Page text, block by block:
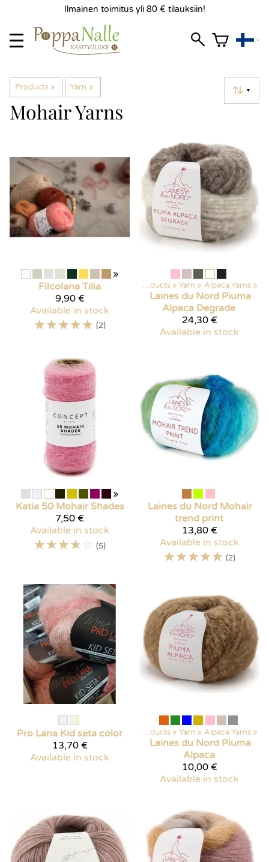
Ilmainen toimitus yli 80 € tilauksiin!
Products ‪» Yarn ‪» ▼
Mohair Yarns
»
Filcolana Tilia
9,90 €
Available in stock
☆☆☆☆☆ (2)
Products ‪» Yarn ‪» Alpaca Yarns ‪»
Laines du Nord Piuma
Alpaca Degrade
24,30 €
Available in stock
»
Katia 50 Mohair Shades
7,50 €
Available in stock
☆☆☆☆ ☆ (5)
Laines du Nord Mohair
trend print
13,80 €
Available in stock
☆☆☆☆☆ (2)
Pro Lana Kid seta color
13,70 €
Available in stock
Products ‪» Yarn ‪» Alpaca Yarns ‪»
Laines du Nord Piuma
Alpaca
10,00 €
Available in stock